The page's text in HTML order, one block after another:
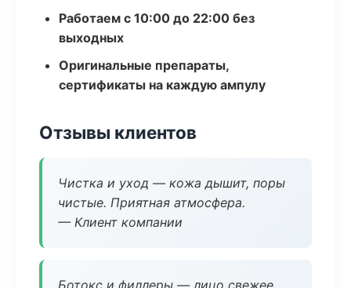
Работаем с 10:00 до 22:00 без
выходных
Оригинальные препараты,
сертификаты на каждую ампулу
Отзывы клиентов
Чистка и уход — кожа дышит, поры
чистые. Приятная атмосфера.
— Клиент компании
Ботокс и филлеры — лицо свежее,